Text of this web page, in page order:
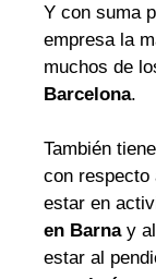
Y con suma
empresa la
muchos de
Barcelona.
También
con respecto
estar en
en Barnay
estar al